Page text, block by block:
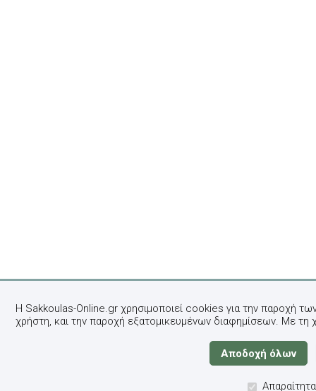
Η Sakkoulas-Online.gr χρησιμοποιεί cookies για την παροχή
χρήστη, και την παροχή εξατομικευμένων διαφημίσεων. Με